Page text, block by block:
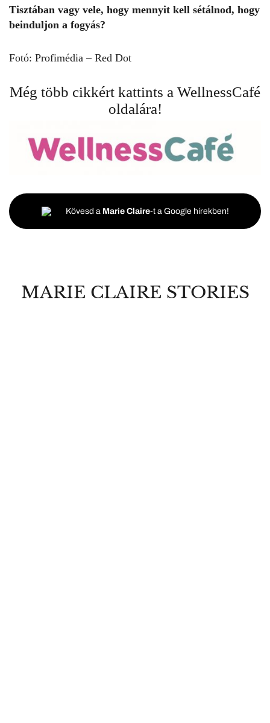
Tisztában vagy vele, hogy mennyit kell sétálnod, hogy
beinduljon a fogyás?
Fotó: Profimédia – Red Dot
Még több cikkért kattints a WellnessCafé
oldalára!
Kövesd a Marie Claire-t a Google hírekben!
MARIE CLAIRE STORIES